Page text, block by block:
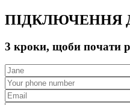
ПІДКЛЮЧЕННЯ
3 кроки, щоби почати